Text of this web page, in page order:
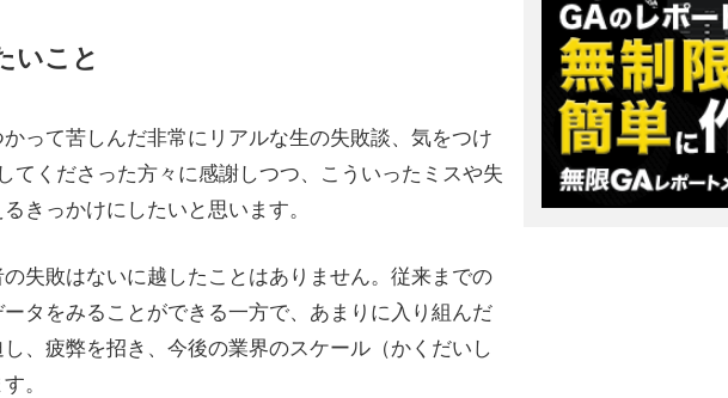
いこと
って苦しんだ非常にリアルな生の失敗談、気をつけ
てくださった方々に感謝しつつ、こういったミスや失
きっかけにしたいと思います。
失敗はないに越したことはありません。従来までの
タをみることができる一方で、あまりに入り組んだ
、疲弊を招き、今後の業界のスケール（かくだいし
。